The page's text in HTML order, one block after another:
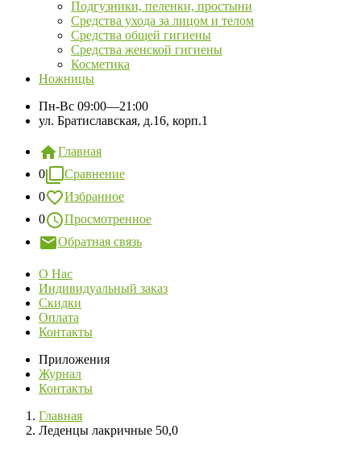
Подгузники, пеленки, простыни
Средства ухода за лицом и телом
Средства общей гигиены
Средства женской гигиены
Косметика
Ножницы
Пн-Вс 09:00—21:00
ул. Братиславская, д.16, корп.1
Главная
0
Сравнение
0
Избранное
0
Просмотренное
Обратная связь
О Нас
Индивидуальный заказ
Скидки
Оплата
Контакты
Приложения
Журнал
Контакты
Главная
Леденцы лакричные 50,0